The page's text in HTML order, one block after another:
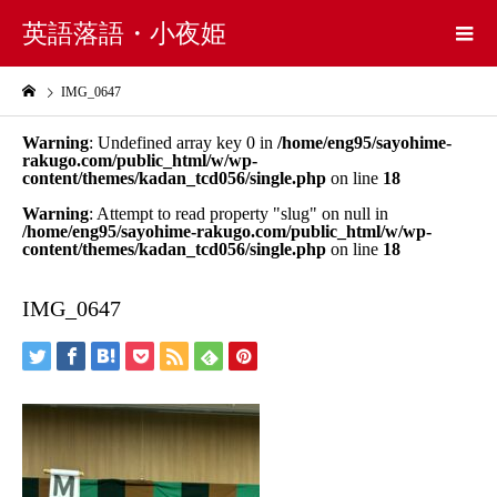
英語落語・小夜姫
IMG_0647
Warning: Undefined array key 0 in /home/eng95/sayohime-
rakugo.com/public_html/w/wp-
content/themes/kadan_tcd056/single.php on line 18
Warning: Attempt to read property "slug" on null in
/home/eng95/sayohime-rakugo.com/public_html/w/wp-
content/themes/kadan_tcd056/single.php on line 18
IMG_0647